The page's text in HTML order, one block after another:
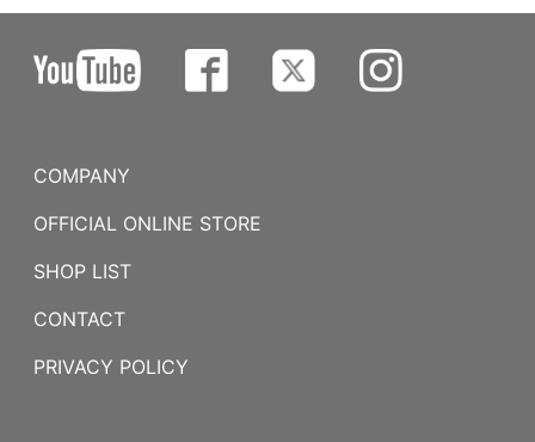
COMPANY
OFFICIAL ONLINE STORE
SHOP LIST
CONTACT
PRIVACY POLICY